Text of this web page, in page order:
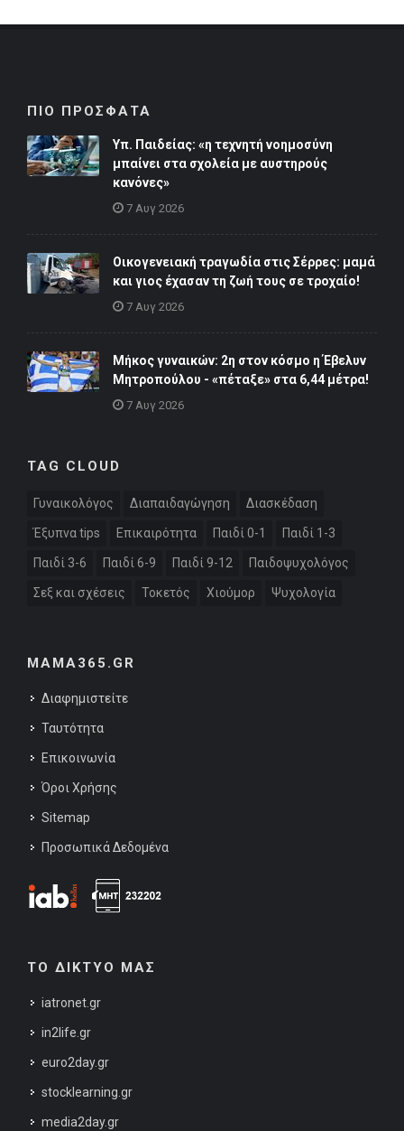
ΠΙΟ ΠΡΟΣΦΑΤΑ
Υπ. Παιδείας: «η τεχνητή νοημοσύνη
μπαίνει στα σχολεία με αυστηρούς
κανόνες»
7 Αυγ 2026
Οικογενειακή τραγωδία στις Σέρρες: μαμά
και γιος έχασαν τη ζωή τους σε τροχαίο!
7 Αυγ 2026
Μήκος γυναικών: 2η στον κόσμο η Έβελυν
Μητροπούλου - «πέταξε» στα 6,44 μέτρα!
7 Αυγ 2026
TAG CLOUD
Γυναικολόγος Διαπαιδαγώγηση Διασκέδαση
Έξυπνα tips Επικαιρότητα Παιδί 0-1 Παιδί 1-3
Παιδί 3-6 Παιδί 6-9 Παιδί 9-12 Παιδοψυχολόγος
Σεξ και σχέσεις Τοκετός Χιούμορ Ψυχολογία
MAMA365.GR
Διαφημιστείτε
Ταυτότητα
Επικοινωνία
Όροι Χρήσης
Sitemap
Προσωπικά Δεδομένα
ΤΟ ΔΙΚΤΥΟ ΜΑΣ
iatronet.gr
in2life.gr
euro2day.gr
stocklearning.gr
media2day.gr